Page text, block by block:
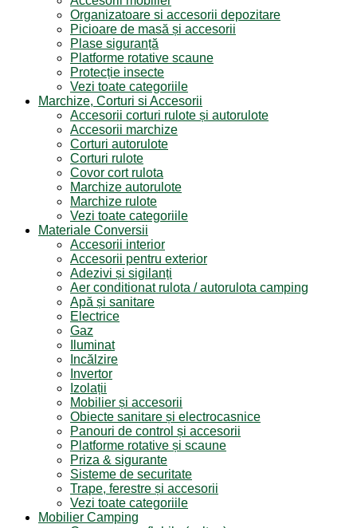
Organizatoare si accesorii depozitare
Picioare de masă și accesorii
Plase siguranță
Platforme rotative scaune
Protecție insecte
Vezi toate categoriile
Marchize, Corturi si Accesorii
Accesorii corturi rulote și autorulote
Accesorii marchize
Corturi autorulote
Corturi rulote
Covor cort rulota
Marchize autorulote
Marchize rulote
Vezi toate categoriile
Materiale Conversii
Accesorii interior
Accesorii pentru exterior
Adezivi și sigilanți
Aer conditionat rulota / autorulota camping
Apă și sanitare
Electrice
Gaz
Iluminat
Incălzire
Invertor
Izolații
Mobilier și accesorii
Obiecte sanitare și electrocasnice
Panouri de control și accesorii
Platforme rotative și scaune
Priza & sigurante
Sisteme de securitate
Trape, ferestre și accesorii
Vezi toate categoriile
Mobilier Camping